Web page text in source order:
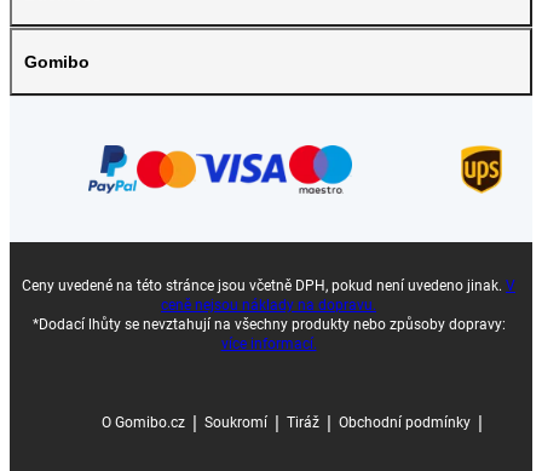
Gomibo
Ceny uvedené na této stránce jsou včetně DPH, pokud není uvedeno jinak. V
ceně nejsou náklady na dopravu.
*Dodací lhůty se nevztahují na všechny produkty nebo způsoby dopravy:
více informací.
O Gomibo.cz | Soukromí | Tiráž | Obchodní podmínky |